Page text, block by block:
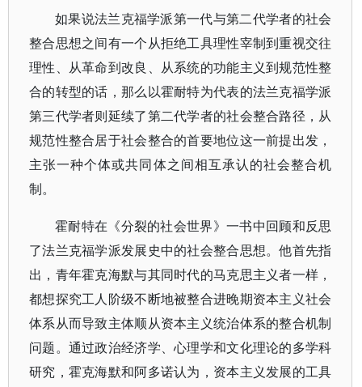
如果说法兰克福学派第一代与第二代学者的社会
整合思想之间有一个从拒绝工具理性宰制到重视交往
理性、从革命到改良、从系统的功能主义到规范性整
合的转型的话，那么以霍耐特为代表的法兰克福学派
第三代学者则延续了第二代学者的社会整合路径，从
规范性整合居于社会整合的首要地位这一前提出发，
主张一种个体或共同体之间相互承认的社会整合机
制。
霍耐特在《分裂的社会世界》一书中回顾和反思
了法兰克福学派发展史中的社会整合思想。他首先指
出，青年霍克海默与其同时代的马克思主义者一样，
都想探究工人阶级不断地被整合进晚期资本主义社会
体系从而导致主体顺从资本主义统治体系的整合机制
问题。通过政治经济学、心理学和文化理论的多学科
研究，霍克海默和阿多诺认为，资本主义发展的工具